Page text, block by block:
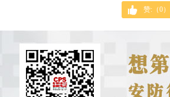
赞:（0）